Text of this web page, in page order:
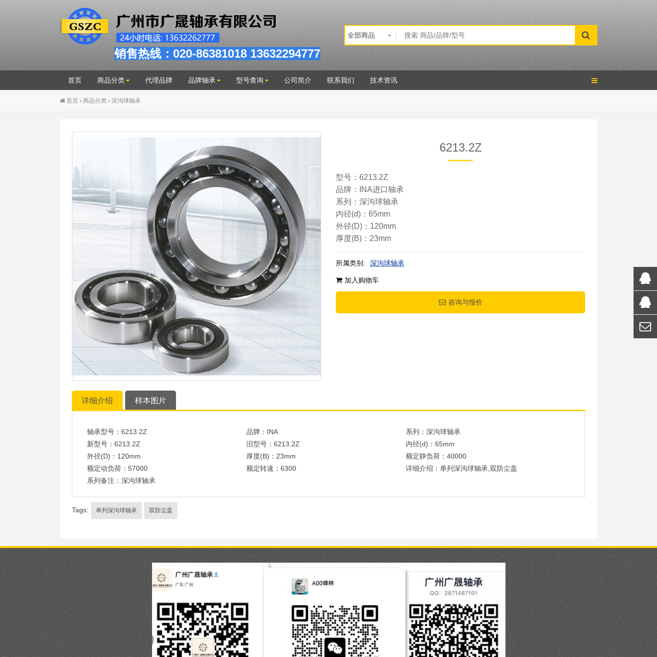
销售热线：020-86381018 13632294777
首页 商品分类 代理品牌 品牌轴承 型号查询 公司简介 联系我们 技术资讯
首页 商品分类 深沟球轴承
6213.2Z
型号：6213.2Z
品牌：INA进口轴承
系列：深沟球轴承
内径(d)：65mm
外径(D)：120mm
厚度(B)：23mm
所属类别: 深沟球轴承
加入购物车
咨询与报价
详细介绍 样本图片
轴承型号：6213.2Z 品牌：INA
系列：深沟球轴承
新型号：6213.2Z
旧型号：6213.2Z
内径(d)：65mm
外径(D)：120mm
厚度(B)：23mm
额定静负荷：40000
额定动负荷：57000
额定转速：6300
详细介绍：单列深沟球轴承,双防尘盖
系列备注：深沟球轴承
Tags: 单列深沟球轴承 双防尘盖